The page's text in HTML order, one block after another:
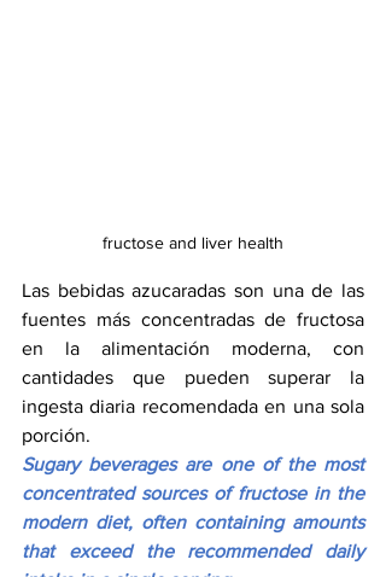
fructose and liver health
Las bebidas azucaradas son una de las
fuentes más concentradas de fructosa
en la alimentación moderna, con
cantidades que pueden superar la
ingesta diaria recomendada en una sola
porción.
Sugary beverages are one of the most
concentrated sources of fructose in the
modern diet, often containing amounts
that exceed the recommended daily